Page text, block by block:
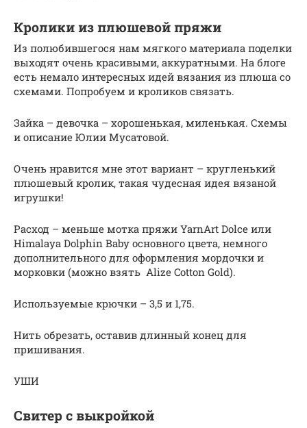
Кролики из плюшевой пряжи
Из полюбившегося нам мягкого материала поделки
выходят очень красивыми, аккуратными. На блоге
есть немало интересных идей вязания из плюша со
схемами. Попробуем и кроликов связать.
Зайка – девочка – хорошенькая, миленькая. Схемы
и описание Юлии Мусатовой.
Очень нравится мне этот вариант – кругленький
плюшевый кролик, такая чудесная идея вязаной
игрушки!
Расход – меньше мотка пряжи YarnArt Dolce или
Himalaya Dolphin Baby основного цвета, немного
дополнительного для оформления мордочки и
морковки (можно взять Alize Cotton Gold).
Используемые крючки – 3,5 и 1,75.
Нить обрезать, оставив длинный конец для
пришивания.
УШИ
Свитер с выкройкой